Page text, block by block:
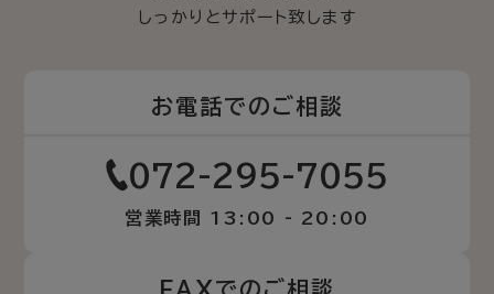
しっかりとサポート致します
お電話でのご相談
072-295-7055
営業時間 13:00 - 20:00
FAXでのご相談